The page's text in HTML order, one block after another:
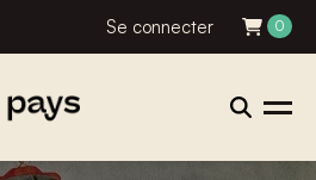
Se connecter 0